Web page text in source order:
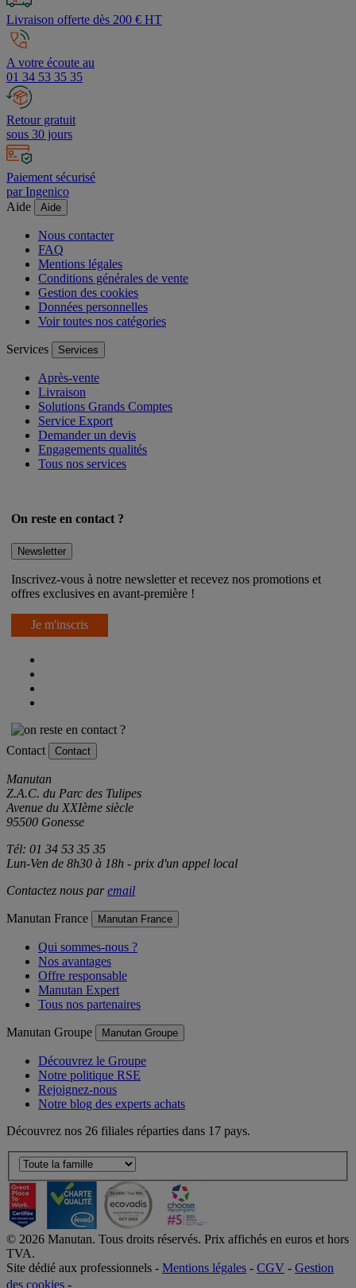
Livraison offerte dès 200 € HT
A votre écoute au
01 34 53 35 35
Retour gratuit
sous 30 jours
Paiement sécurisé
par Ingenico
Aide
Aide
Nous contacter
FAQ
Mentions légales
Conditions générales de vente
Gestion des cookies
Données personnelles
Voir toutes nos catégories
Services Services
Après-vente
Livraison
Solutions Grands Comptes
Service Export
Demander un devis
Engagements qualités
Tous nos services
On reste en contact ?
Newsletter
Inscrivez-vous à notre newsletter et recevez nos promotions et
offres exclusives en avant-première !
Je m'inscris
Contact Contact
Manutan
Z.A.C. du Parc des Tulipes
Avenue du XXIème siècle
95500 Gonesse
Tél: 01 34 53 35 35
Lun-Ven de 8h30 à 18h - prix d'un appel local
Contactez nous paremail
Manutan France Manutan France
Qui sommes-nous ?
Nos avantages
Offre responsable
Manutan Expert
Tous nos partenaires
Manutan Groupe Manutan Groupe
Découvrez le Groupe
Notre politique RSE
Rejoignez-nous
Notre blog des experts achats
Découvrez nos 26 filiales réparties dans 17 pays.
© 2026 Manutan. Tous droits réservés. Prix affichés en euros et hors
TVA.
Site dédié aux professionnels - Mentions légales - CGV - Gestion
des cookies -